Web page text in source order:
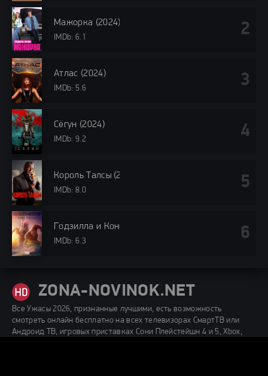
Мажорка (2024)
IMDb: 6.1
Атлас (2024)
IMDb: 5.6
Сёгун (2024)
IMDb: 9.2
Король Талсы (2024)
IMDb: 8.0
Годзилла и Конг: Новая империя (2024)
IMDb: 6.3
ZONA-NOVINOK.NET
Все Ужасы 2026, признанные лучшими, есть возможность
смотреть онлайн бесплатно на всех телевизорах СмартТВ или
Андроид ТВ, игровых приставках Сони Плейстейшн 4 и 5, Xbox,